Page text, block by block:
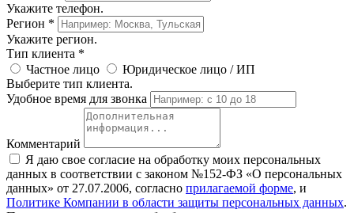
Укажите телефон.
Регион *
Укажите регион.
Тип клиента *
Частное лицо
Юридическое лицо / ИП
Выберите тип клиента.
Удобное время для звонка
Комментарий
Я даю свое согласие на обработку моих персональных
данных в соответствии с законом №152-ФЗ «О персональных
данных» от 27.07.2006, согласно прилагаемой форме, и
Политике Компании в области защиты персональных данных.